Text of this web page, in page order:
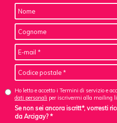
Ho letto e accetto i Termini di servizio e
dati personali per iscrivermi alla mailing
Se non sei ancora iscritt*, vorresti
da Arcigay? *